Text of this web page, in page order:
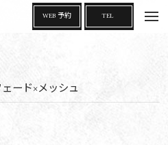
ード×メッシュ
t
o
g
WEB 予約 TEL